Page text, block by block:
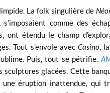
La folk singulière de
comme des
étendu le champ
Tout s’envole avecCasino,
Puis, tout se pétrifie.
sculptures glacées. Cette
une éruption inattendue, qui